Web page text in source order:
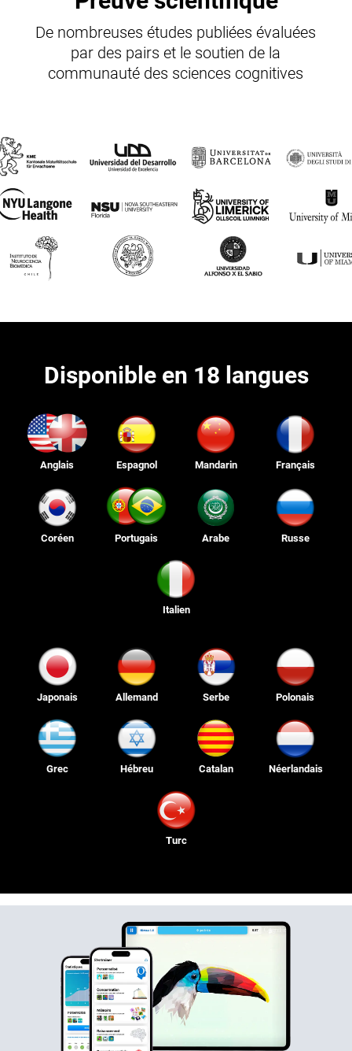
De nombreuses études publiées évaluées
par des pairs et le soutien de la
communauté des sciences cognitives
Disponible en 18 langues
Anglais Espagnol Mandarin Français
Coréen Portugais Arabe Russe
Italien
Japonais Allemand Serbe Polonais
Grec Hébreu Catalan Néerlandais
Turc